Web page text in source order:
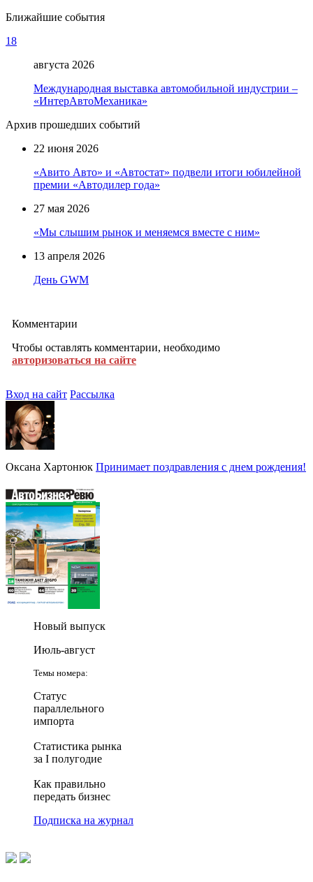
Ближайшие события
18
августа 2026
Международная выставка автомобильной индустрии –
«ИнтерАвтоМеханика»
Архив прошедших событий
22 июня 2026
«Авито Авто» и «Автостат» подвели итоги юбилейной
премии «Автодилер года»
27 мая 2026
«Мы слышим рынок и меняемся вместе с ним»
13 апреля 2026
День GWM
Комментарии
Чтобы оставлять комментарии, необходимо
авторизоваться на сайте
Вход на сайт Рассылка
Оксана Хартонюк Принимает поздравления с днем рождения!
Новый выпуск
Июль-август
Темы номера:
Статус
параллельного
импорта
Статистика рынка
за I полугодие
Как правильно
передать бизнес
Подписка на журнал